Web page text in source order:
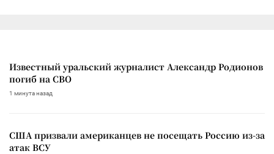
Известный уральский журналист Александр Родионов
погиб на СВО
1 минута назад
США призвали американцев не посещать Россию из-за
атак ВСУ